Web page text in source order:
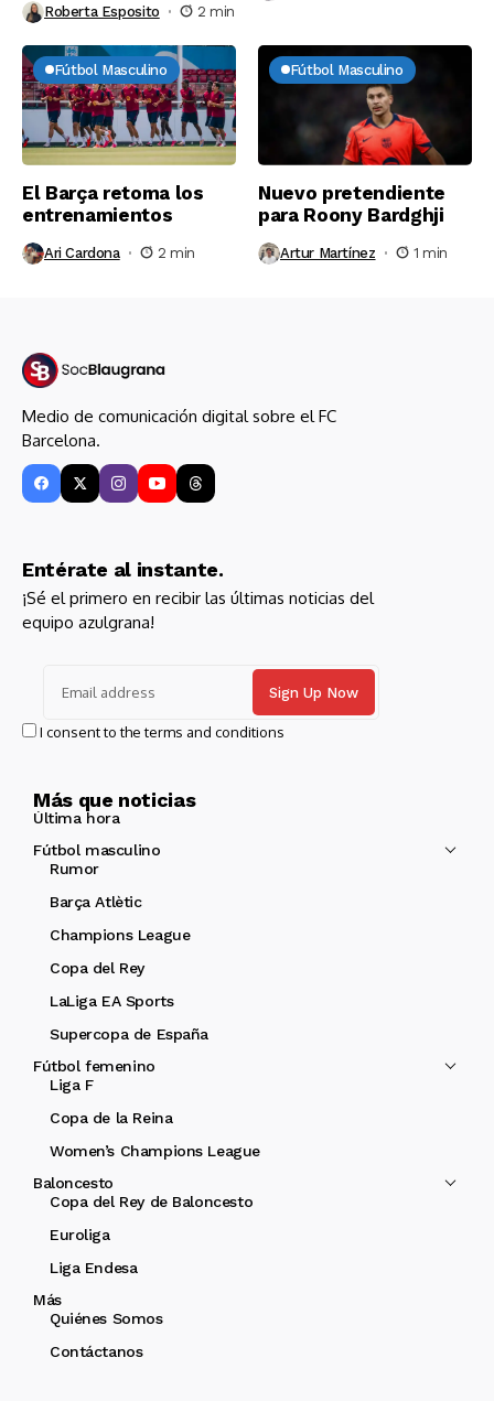
Roberta Esposito 2 min
Fútbol Masculino
El Barça retoma los
entrenamientos
Ari Cardona 2 min
Fútbol Masculino
Nuevo pretendiente
para Roony Bardghji
Artur Martínez 1 min
Medio de comunicación digital sobre el FC
Barcelona.
Entérate al instante.
¡Sé el primero en recibir las últimas noticias del
equipo azulgrana!
I consent to the terms and conditions
Más que noticias
Última hora
Fútbol masculino
Rumor
Barça Atlètic
Champions League
Copa del Rey
LaLiga EA Sports
Supercopa de España
Fútbol femenino
Liga F
Copa de la Reina
Women’s Champions League
Baloncesto
Copa del Rey de Baloncesto
Euroliga
Liga Endesa
Más
Quiénes Somos
Contáctanos